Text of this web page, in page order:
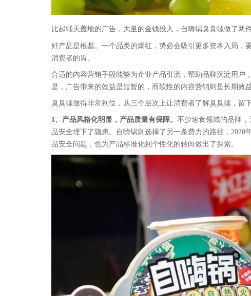
比起铺天盖地的广告，大量的金钱投入，自嗨锅臭臭螺做了两
好产品是根基。一个品类的爆红，势必会吸引更多资本入局
消费者的胃。
合适的内容营销手段能够为企业产品引流，帮助品牌沉淀用
是，广告带来的效益是短暂的，而软性的内容营销则是长期效益
臭臭螺做得非常到位，从三个层次上让消费者了解臭臭螺，留
1、产品风格化明显，产品质量有保障。 不少速食领域的品牌，
品安全埋下了隐患。自嗨锅则选择了另一条费力的路径，
品安全问题，也为产品标准化到个性化的转向做出了探索。